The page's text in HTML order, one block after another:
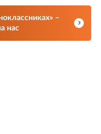
–
нас